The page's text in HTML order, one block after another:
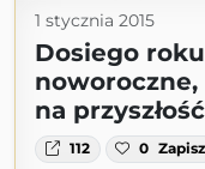
1 stycznia 2015
Dosiego
na przyszłość
112 0 Zapisz